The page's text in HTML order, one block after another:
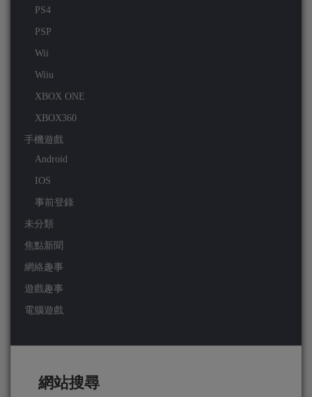
PS4
PSP
Wii
Wiiu
XBOX ONE
XBOX360
手機遊戲
Android
IOS
事前登錄
未分類
焦點新聞
網絡趣事
遊戲趣事
電腦遊戲
網站搜尋